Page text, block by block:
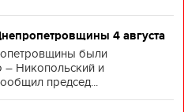
4 августа
были
Никопольский и
председ...